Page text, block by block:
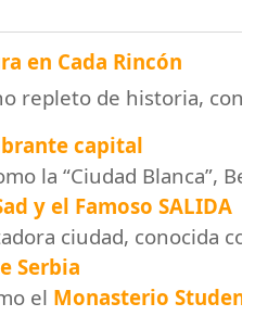
en Cada Rincón
repleto de historia,
capital
la “Ciudad Blanca”,
y el Famoso SALIDA
ciudad, conocida
Serbia
el Monasterio